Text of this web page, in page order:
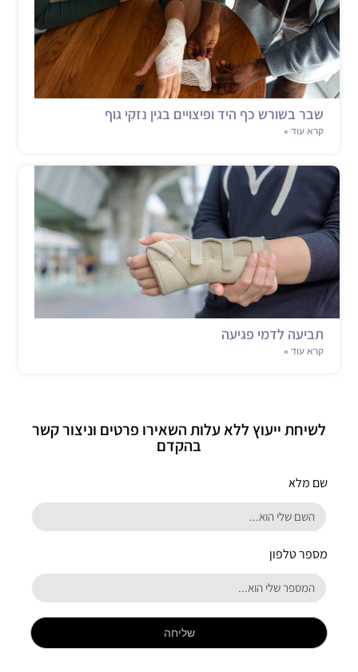
שבר בשורש כף היד ופיצויים בגין נזקי גוף
קרא עוד »
תביעה לדמי פגיעה
קרא עוד »
לשיחת ייעוץ ללא עלות השאירו פרטים וניצור קשר
בהקדם
שם מלא
מספר טלפון
שליחה